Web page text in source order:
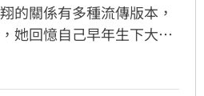
的關係有多種流傳版本，
她回憶自己早年生下大兒
間因孩子被移民美國的前